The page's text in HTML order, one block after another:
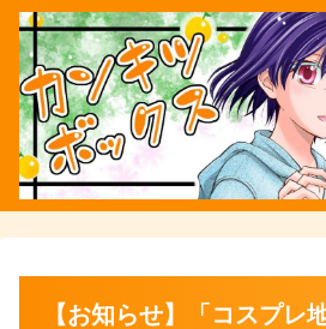
【お知らせ】「コスプレ